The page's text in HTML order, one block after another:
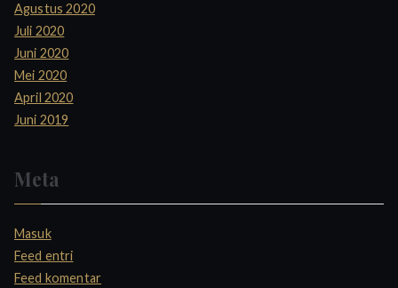
Agustus 2020
Juli 2020
Juni 2020
Mei 2020
April 2020
Juni 2019
Meta
Masuk
Feed entri
Feed komentar